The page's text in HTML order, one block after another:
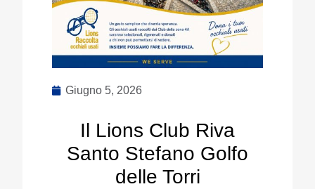
Giugno 5, 2026
Il Lions Club Riva
Santo Stefano Golfo
delle Torri